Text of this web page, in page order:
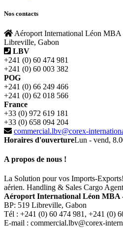
Nos contacts
Aéroport International Léon MBA
Libreville, Gabon
LBV
+241 (0) 60 474 981
+241 (0) 60 003 382
POG
+241 (0) 66 249 466
+241 (0) 62 018 566
France
+33 (0) 972 619 181
+33 (0) 658 094 204
commercial.lbv@corex-
Horaires d'ouvertureLun - vend,
A propos de nous !
La Solution pour vos Imports-
aérien. Handling & Sales Cargo
Aéroport International Léon MBA
BP: 519 Libreville, Gabon
Tél : +241 (0) 60 474 981, +241 (0)
E-mail : commercial.lbv@corex-